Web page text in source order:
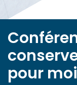
pour